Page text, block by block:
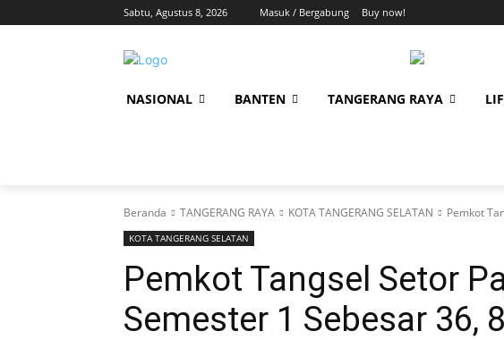
Sabtu, Agustus 8, 2026 Masuk / Bergabung Buy now!
NASIONAL BANTEN TANGERANG RAYA
Beranda TANGERANG RAYA KOTA TANGERANG SELATAN Pemkot
KOTA TANGERANG SELATAN
Pemkot Tangsel Setor
Semester 1 Sebesar 36,